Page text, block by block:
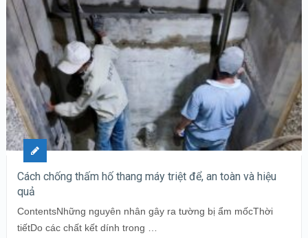
Cách chống thấm hố thang máy triệt để, an toàn và hiệu
quả
ContentsNhững nguyên nhân gây ra tường bị ẩm mốcThời
tiếtDo các chất kết dính trong …